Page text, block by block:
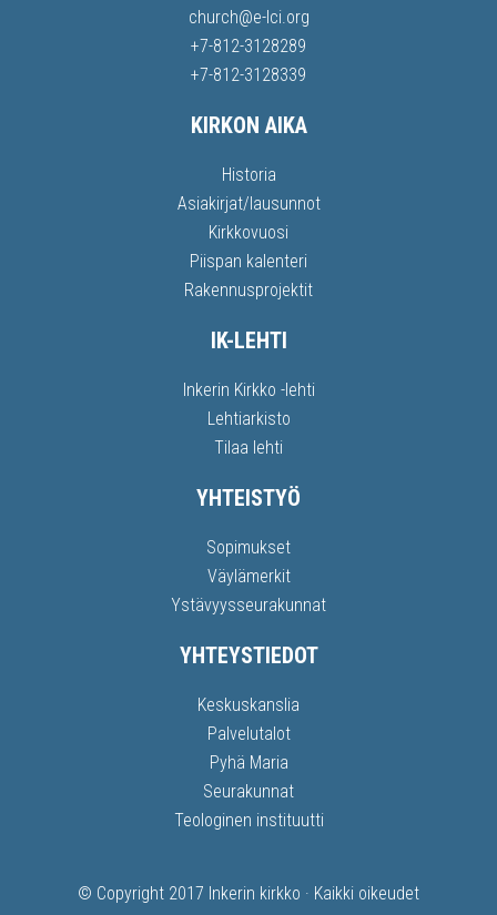
church@e-lci.org
+7-812-3128289
+7-812-3128339
KIRKON AIKA
Historia
Asiakirjat/lausunnot
Kirkkovuosi
Piispan kalenteri
Rakennusprojektit
IK-LEHTI
Inkerin Kirkko -lehti
Lehtiarkisto
Tilaa lehti
YHTEISTYÖ
Sopimukset
Väylämerkit
Ystävyysseurakunnat
YHTEYSTIEDOT
Keskuskanslia
Palvelutalot
Pyhä Maria
Seurakunnat
Teologinen instituutti
© Copyright 2017 Inkerin kirkko · Kaikki oikeudet